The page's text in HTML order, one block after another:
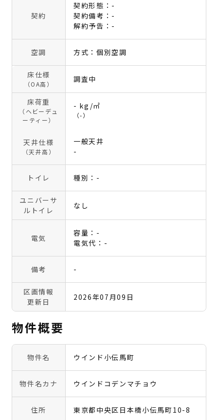
契約
契約形態：-
契約備考：-
解約予告：-
空調 方式：個別空調
床仕様
（OA高）
調査中
床荷重
（ヘビーデュ
ーティー）
- kg/㎡
（-）
天井仕様
（天井高）
一般天井
-
トイレ 種別：-
ユニバーサ
ルトイレ
なし
電気
容量：-
電気代：-
備考 -
区画情報
更新日
2026年07月09日
物件概要
物件名 ウインド小伝馬町
物件名カナ ウインドコデンマチョウ
住所 東京都中央区日本橋小伝馬町10-8